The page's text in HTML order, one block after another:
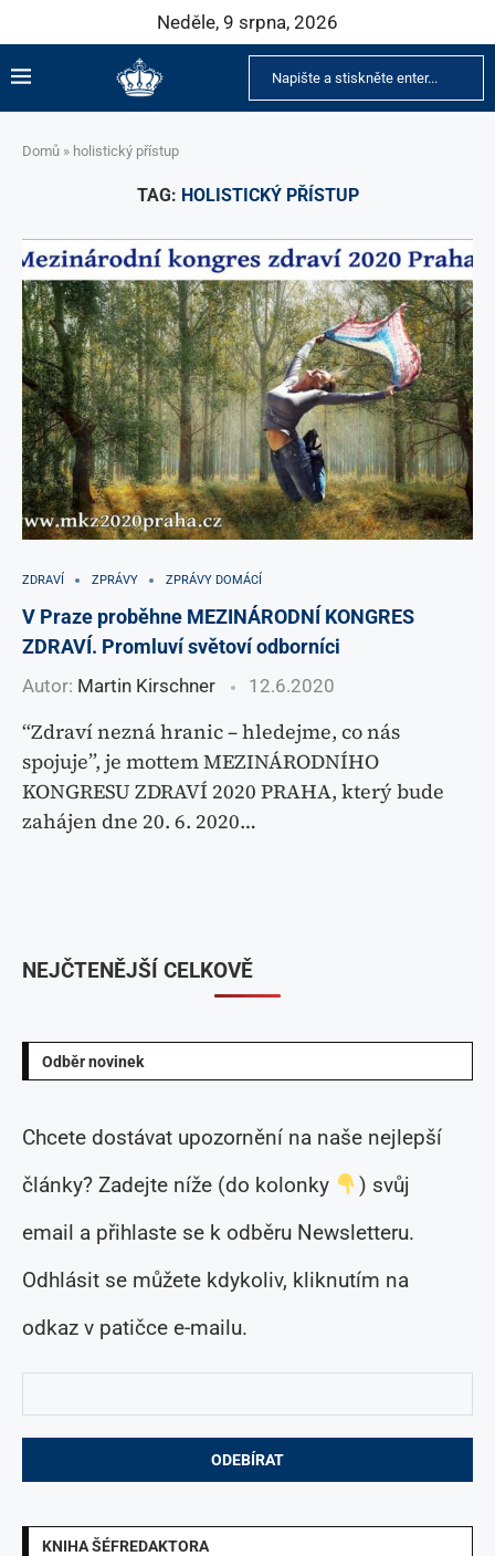
Neděle, 9 srpna, 2026
Domů » holistický přístup
TAG: HOLISTICKÝ PŘÍSTUP
ZDRAVÍ ZPRÁVY ZPRÁVY DOMÁCÍ
V Praze proběhne MEZINÁRODNÍ KONGRES
ZDRAVÍ. Promluví světoví odborníci
Autor: Martin Kirschner 12.6.2020
“Zdraví nezná hranic – hledejme, co nás
spojuje”, je mottem MEZINÁRODNÍHO
KONGRESU ZDRAVÍ 2020 PRAHA, který bude
zahájen dne 20. 6. 2020…
Odběr novinek
Chcete dostávat upozornění na naše nejlepší
články? Zadejte níže (do kolonky
) svůj
email a přihlaste se k odběru Newsletteru.
Odhlásit se můžete kdykoliv, kliknutím na
odkaz v patičce e-mailu.
KNIHA ŠÉFREDAKTORA
NEJČTENĚJŠÍ CELKOVĚ